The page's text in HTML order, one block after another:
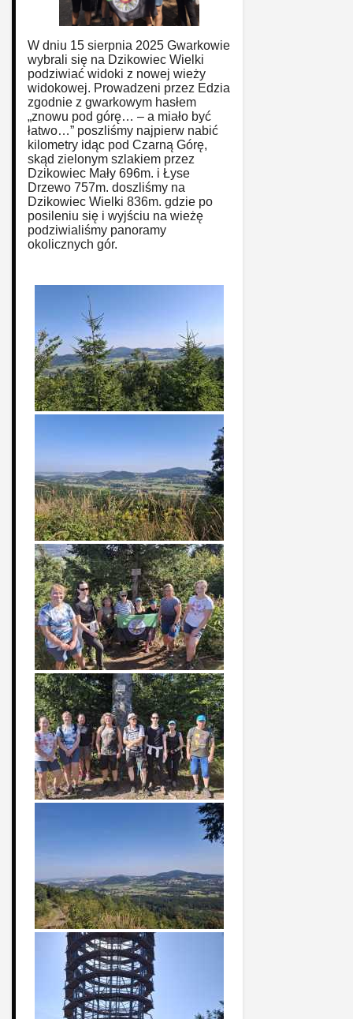
W dniu 15 sierpnia 2025 Gwarkowie
wybrali się na Dzikowiec Wielki
podziwiać widoki z nowej wieży
widokowej. Prowadzeni przez Edzia
zgodnie z gwarkowym hasłem
„znowu pod górę… – a miało być
łatwo…” poszliśmy najpierw nabić
kilometry idąc pod Czarną Górę,
skąd zielonym szlakiem przez
Dzikowiec Mały 696m. i Łyse
Drzewo 757m. doszliśmy na
Dzikowiec Wielki 836m. gdzie po
posileniu się i wyjściu na wieżę
podziwialiśmy panoramy
okolicznych gór.